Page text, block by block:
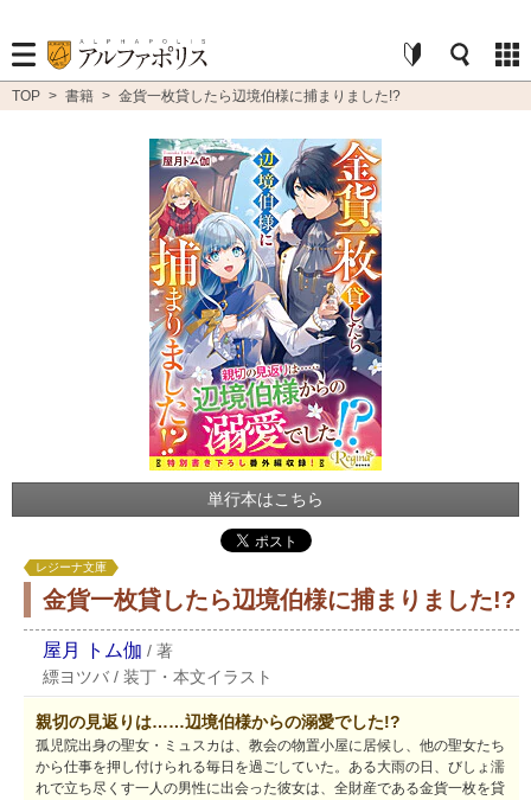
TOP > 書籍 > 金貨一枚貸したら辺境伯様に捕まりました!?
単行本はこちら
レジーナ文庫
金貨一枚貸したら辺境伯様に捕まりました!?
屋月 トム伽 / 著
縹ヨツバ / 装丁・本文イラスト
親切の見返りは……辺境伯様からの溺愛でした!?
孤児院出身の聖女・ミュスカは、教会の物置小屋に居候し、他の聖女たち
から仕事を押し付けられる毎日を過ごしていた。ある大雨の日、びしょ濡
れで立ち尽くす一人の男性に出会った彼女は、全財産である金貨一枚を貸